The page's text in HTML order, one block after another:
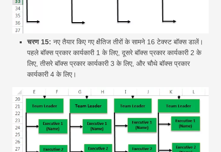
चरण 15: नए तैयार किए गए क्षैतिज तीरों के सामने 16 टेक्स्ट बॉक्स डालें।
पहले बॉक्स प्रकार कार्यकारी 1 के लिए, दूसरे बॉक्स प्रकार कार्यकारी 2 के
लिए, तीसरे बॉक्स प्रकार कार्यकारी 3 के लिए, और चौथे बॉक्स प्रकार
कार्यकारी 4 के लिए।